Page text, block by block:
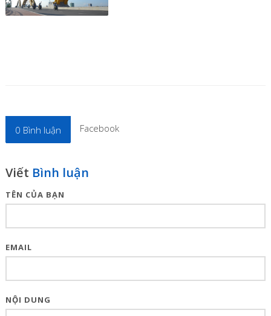
0 Bình luận Facebook
Viết Bình luận
TÊN CỦA BẠN
EMAIL
NỘI DUNG